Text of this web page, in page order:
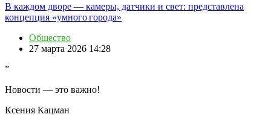
В каждом дворе — камеры, датчики и свет: представлена
концепция «умного города»
Общество
27 марта 2026 14:28
”
Новости — это важно!
Ксения Кацман